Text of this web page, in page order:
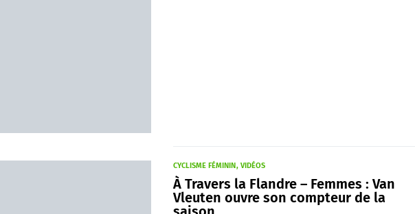
CYCLISME FÉMININ VIDÉOS
À Travers la Flandre – Femmes : Van
Vleuten ouvre son compteur de la